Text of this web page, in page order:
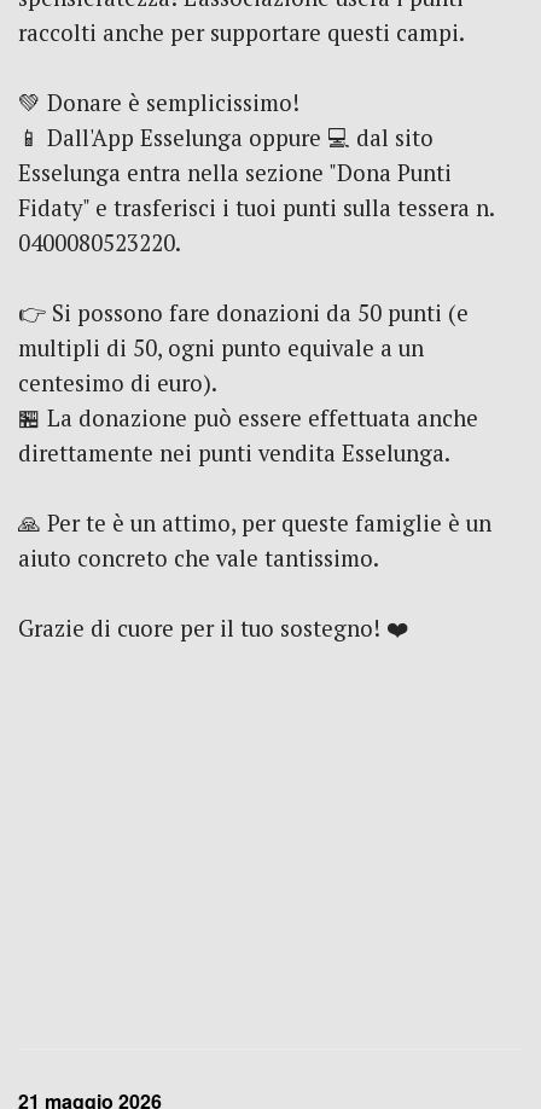
raccolti anche per supportare questi campi.
💚 Donare è semplicissimo!
📱 Dall'App Esselunga oppure 💻 dal sito
Esselunga entra nella sezione "Dona Punti
Fidaty" e trasferisci i tuoi punti sulla tessera n.
0400080523220.
👉 Si possono fare donazioni da 50 punti (e
multipli di 50, ogni punto equivale a un
centesimo di euro).
🏪 La donazione può essere effettuata anche
direttamente nei punti vendita Esselunga.
🙏 Per te è un attimo, per queste famiglie è un
aiuto concreto che vale tantissimo.
Grazie di cuore per il tuo sostegno! ❤️
21 maggio 2026